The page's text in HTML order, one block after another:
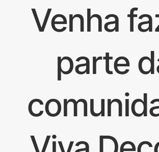
Venha
parte